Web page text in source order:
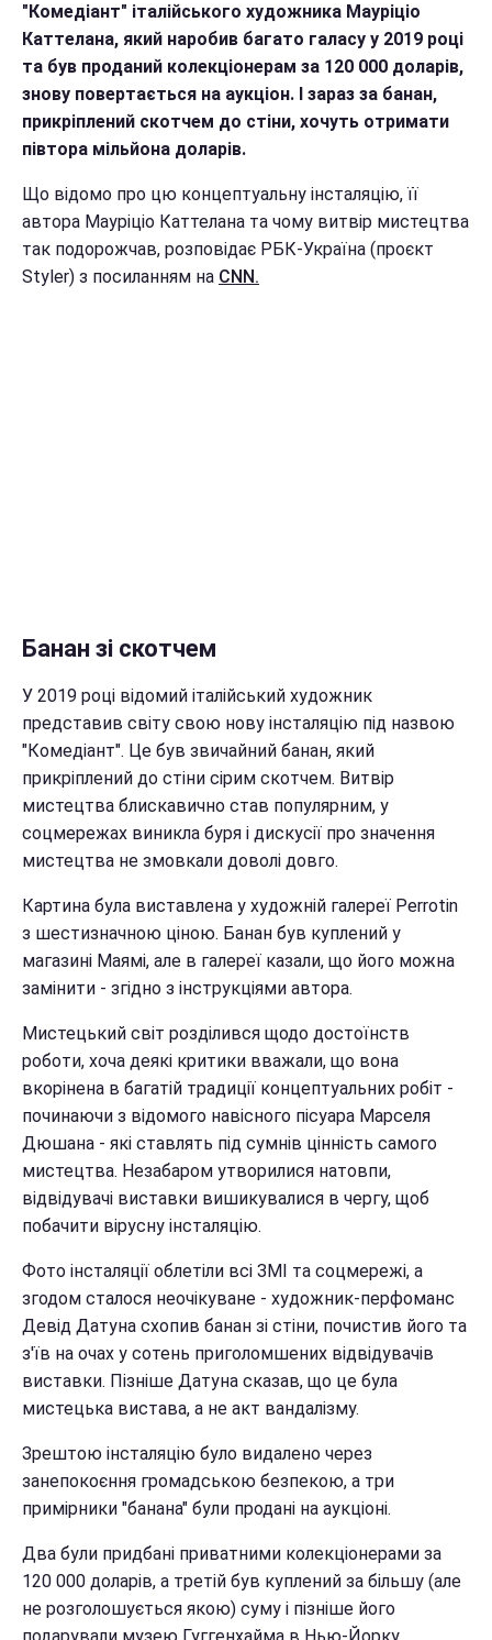
"Комедіант" італійського художника Мауріціо
Каттелана, який наробив багато галасу у 2019 році
та був проданий колекціонерам за 120 000 доларів,
знову повертається на аукціон. І зараз за банан,
прикріплений скотчем до стіни, хочуть отримати
півтора мільйона доларів.
Що відомо про цю концептуальну інсталяцію, її
автора Мауріціо Каттелана та чому витвір мистецтва
так подорожчав, розповідає РБК-Україна (проєкт
Styler) з посиланням на CNN.
Банан зі скотчем
У 2019 році відомий італійський художник
представив світу свою нову інсталяцію під назвою
"Комедіант". Це був звичайний банан, який
прикріплений до стіни сірим скотчем. Витвір
мистецтва блискавично став популярним, у
соцмережах виникла буря і дискусії про значення
мистецтва не змовкали доволі довго.
Картина була виставлена у художній галереї Perrotin
з шестизначною ціною. Банан був куплений у
магазині Маямі, але в галереї казали, що його можна
замінити - згідно з інструкціями автора.
Мистецький світ розділився щодо достоїнств
роботи, хоча деякі критики вважали, що вона
вкорінена в багатій традиції концептуальних робіт -
починаючи з відомого навісного пісуара Марселя
Дюшана - які ставлять під сумнів цінність самого
мистецтва. Незабаром утворилися натовпи,
відвідувачі виставки вишикувалися в чергу, щоб
побачити вірусну інсталяцію.
Фото інсталяції облетіли всі ЗМІ та соцмережі, а
згодом сталося неочікуване - художник-перфоманс
Девід Датуна схопив банан зі стіни, почистив його та
з'їв на очах у сотень приголомшених відвідувачів
виставки. Пізніше Датуна сказав, що це була
мистецька вистава, а не акт вандалізму.
Зрештою інсталяцію було видалено через
занепокоєння громадською безпекою, а три
примірники "банана" були продані на аукціоні.
Два були придбані приватними колекціонерами за
120 000 доларів, а третій був куплений за більшу (але
не розголошується якою) суму і пізніше його